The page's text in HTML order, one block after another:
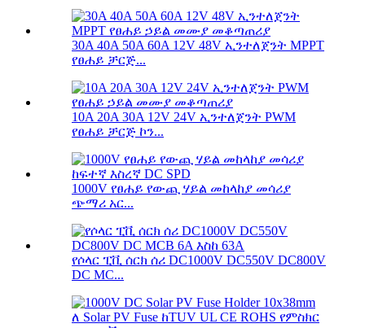
30A 40A 50A 60A 12V 48V ኢንተለጀንት MPPT
የፀሐይ ቻርጅ...
10A 20A 30A 12V 24V ኢንተለጀንት PWM
የፀሐይ ቻርጅ ኮን...
1000V የፀሐይ የውጪ ሃይል መከላከያ መሳሪያ
ጭማሪ አር...
የሶላር ፒቪ ሰርክ ሰሪ DC1000V DC550V DC800V
DC MC...